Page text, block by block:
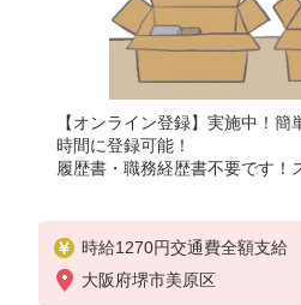
【オンライン登録】実施中！
時間に登録可能！
履歴書・職務経歴書不要です！
時給1270円交通費全額支給
大阪府堺市美原区